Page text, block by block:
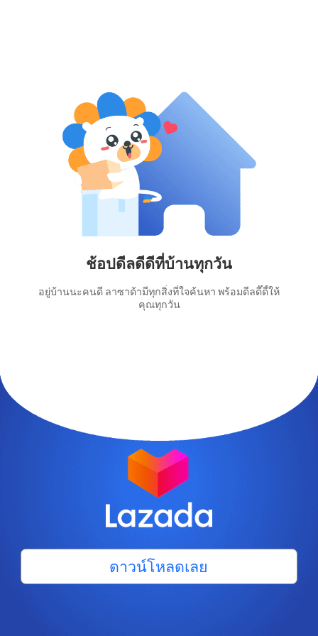
ช้อปดีลดีดีที่บ้านทุกวัน
อยู่บ้านนะคนดี ลาซาด้ามีทุกสิ่งที่ใจค้นหา พร้อมดีลดี๊ดี้ให้
คุณทุกวัน
ดาวน์โหลดเลย